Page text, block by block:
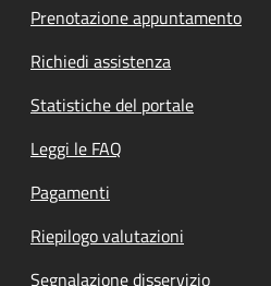
Prenotazione appuntamento
Richiedi assistenza
Statistiche del portale
Leggi le FAQ
Pagamenti
Riepilogo valutazioni
Segnalazione disservizio